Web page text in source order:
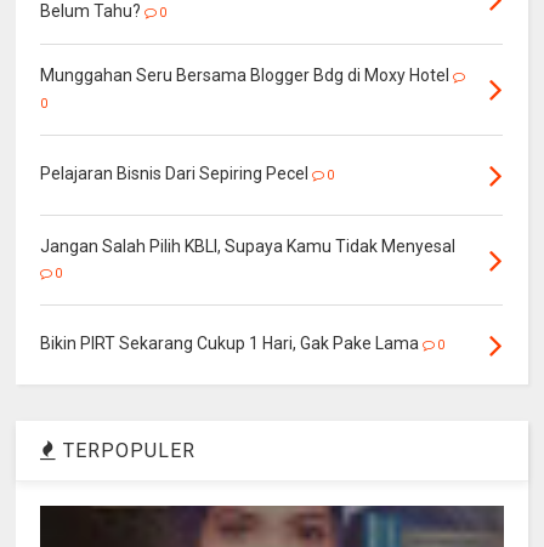
Belum Tahu?
0
Munggahan Seru Bersama Blogger Bdg di Moxy Hotel
0
Pelajaran Bisnis Dari Sepiring Pecel 0
Jangan Salah Pilih KBLI, Supaya Kamu Tidak Menyesal
0
Bikin PIRT Sekarang Cukup 1 Hari, Gak Pake Lama 0
TERPOPULER